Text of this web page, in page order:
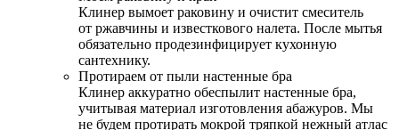
Клинер вымоет раковину и очистит смеситель
от ржавчины и известкового налета. После мытья
обязательно продезинфицирует кухонную
сантехнику.
Протираем от пыли настенные бра
Клинер аккуратно обеспылит настенные бра,
учитывая материал изготовления абажуров. Мы
не будем протирать мокрой тряпкой нежный атлас